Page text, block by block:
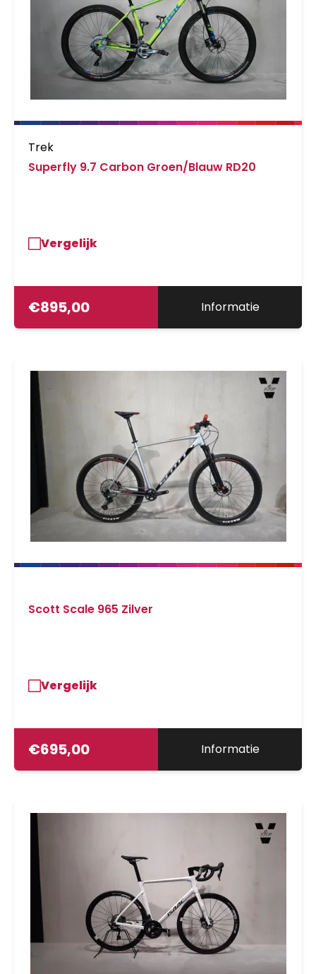
Trek
Superfly 9.7 Carbon Groen/Blauw RD20
Vergelijk
€895,00 Informatie
Scott Scale 965 Zilver
Vergelijk
€695,00 Informatie